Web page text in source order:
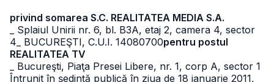
privind somarea S.C. REALITATEA MEDIA S.A.
_ Splaiul Unirii nr. 6, bl. B3A, etaj 2, camera 4, sector
4 _ BUCUREŞTI, C.U.I. 14080700pentru postul
REALITATEA TV
_ Bucureşti, Piaţa Presei Libere, nr. 1, corp A, sector 1
Întrunit în şedinţă publică în ziua de 18 ianuarie 2011,